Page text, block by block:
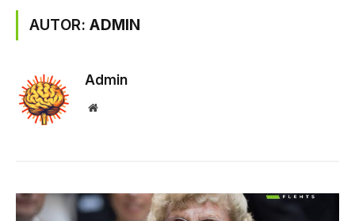
AUTOR:ADMIN
Admin
Website